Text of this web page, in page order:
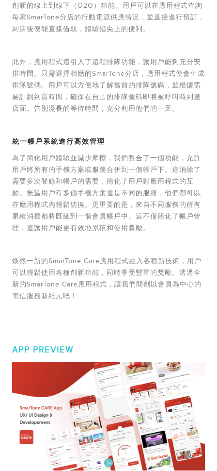
創新的線上到線下（O2O）功能。用戶可以在應用程式查詢
每家SmarTone分店的行動電源供應情況，並直接進行預訂，
到店後便能直接借取，體驗指尖上的便利。
此外，應用程式還引入了遠程排隊功能，讓用戶能夠充分安
排時間。只需選擇相應的SmarTone分店，應用程式便會生成
排隊號碼。用戶可以方便地了解當前的排隊號碼，並根據需
要計劃到店時間，確保在自己的排隊號碼即將被呼叫時到達
店面。告別漫長的等待時間，充分利用他們的一天。
統一帳戶系統進行高效管理
為了簡化用戶體驗並減少摩擦，我們整合了一個功能，允許
用戶將所有的手機方案或服務合併到一個帳戶下。這消除了
需要多次登錄和帳戶的需要，簡化了用戶對應用程式的互
動。無論用戶有多個手機方案還是不同的服務，他們都可以
在應用程式內輕鬆切換。更重要的是，來自不同服務的所有
累積消費都將匯總到一個會員帳戶中。這不僅簡化了帳戶管
理，還讓用戶能更有效地累積和使用獎勵。
焕然一新的SmarTone Care應用程式融入各種新技術，用戶
可以輕鬆使用各種創新功能，同時享受豐富的獎勵。透過全
新的SmarTone Care應用程式，讓我們開創以會員為中心的
電信服務新紀元吧！
APP PREVIEW